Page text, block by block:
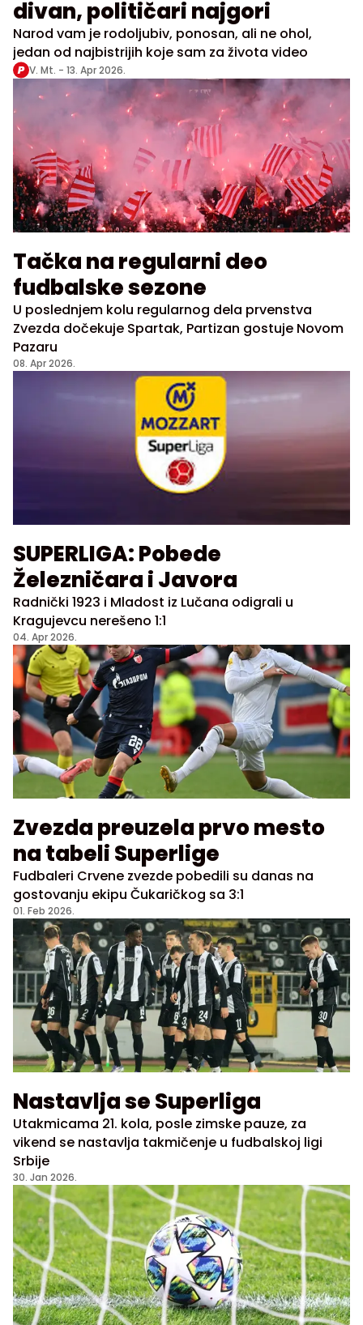
divan, političari najgori
Narod vam je rodoljubiv, ponosan, ali ne ohol,
jedan od najbistrijih koje sam za života video
V. Mt. - 13. Apr 2026.
Tačka na regularni deo
fudbalske sezone
U poslednjem kolu regularnog dela prvenstva
Zvezda dočekuje Spartak, Partizan gostuje Novom
Pazaru
08. Apr 2026.
SUPERLIGA: Pobede
Železničara i Javora
Radnički 1923 i Mladost iz Lučana odigrali u
Kragujevcu nerešeno 1:1
04. Apr 2026.
Zvezda preuzela prvo mesto
na tabeli Superlige
Fudbaleri Crvene zvezde pobedili su danas na
gostovanju ekipu Čukaričkog sa 3:1
01. Feb 2026.
Nastavlja se Superliga
Utakmicama 21. kola, posle zimske pauze, za
vikend se nastavlja takmičenje u fudbalskoj ligi
Srbije
30. Jan 2026.